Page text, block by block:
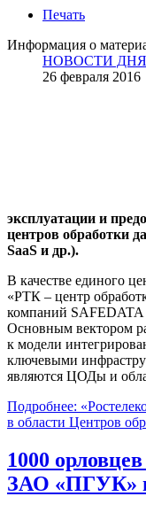
Печать
Информация о
НОВОСТИ ДНЯ
26 февраля 2016
эксплуатации и
центров обработки
SaaS и др.).
В качестве единого
«РТК – центр
компаний
Основным вектором
к модели
ключевыми
являются ЦОДы и
Подробнее:
в области Центров
1000
ЗАО «ПГУК»